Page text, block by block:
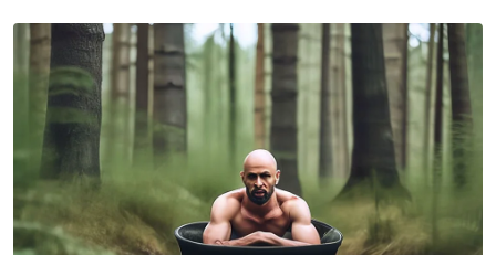
Semasa
Penunggang motosikal maut
terbabas ke dalam sungai